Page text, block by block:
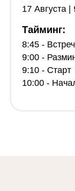
17 Августа |
Тайминг:
8:45 -
9:00 -
9:10 - Старт
10:00 -